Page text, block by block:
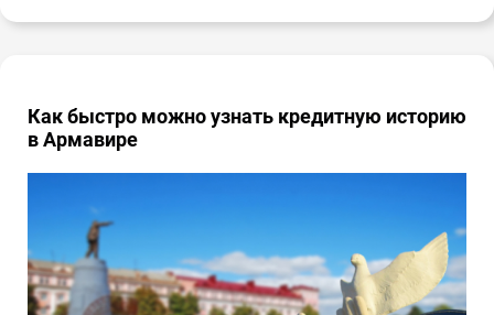
Как быстро можно узнать кредитную историю
в Армавире